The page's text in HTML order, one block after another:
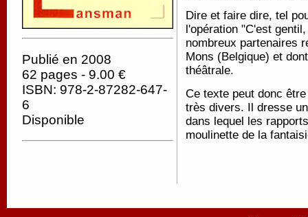
Publié en 2008
62 pages - 9.00 €
ISBN: 978-2-87282-647-
6
Disponible
Dire et faire dire, tel
l'opération "C'est
nombreux partenaires
Mons (Belgique) et
théâtrale.
Ce texte peut donc
très divers. Il dresse
dans lequel les
moulinette de la